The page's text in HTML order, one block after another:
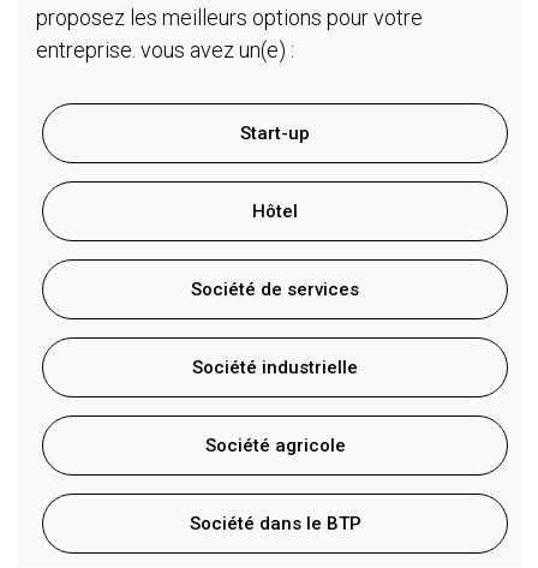
proposez les meilleurs options pour votre
entreprise. vous avez un(e) :
Start-up
Hôtel
Société de services
Société industrielle
Société agricole
Société dans le BTP